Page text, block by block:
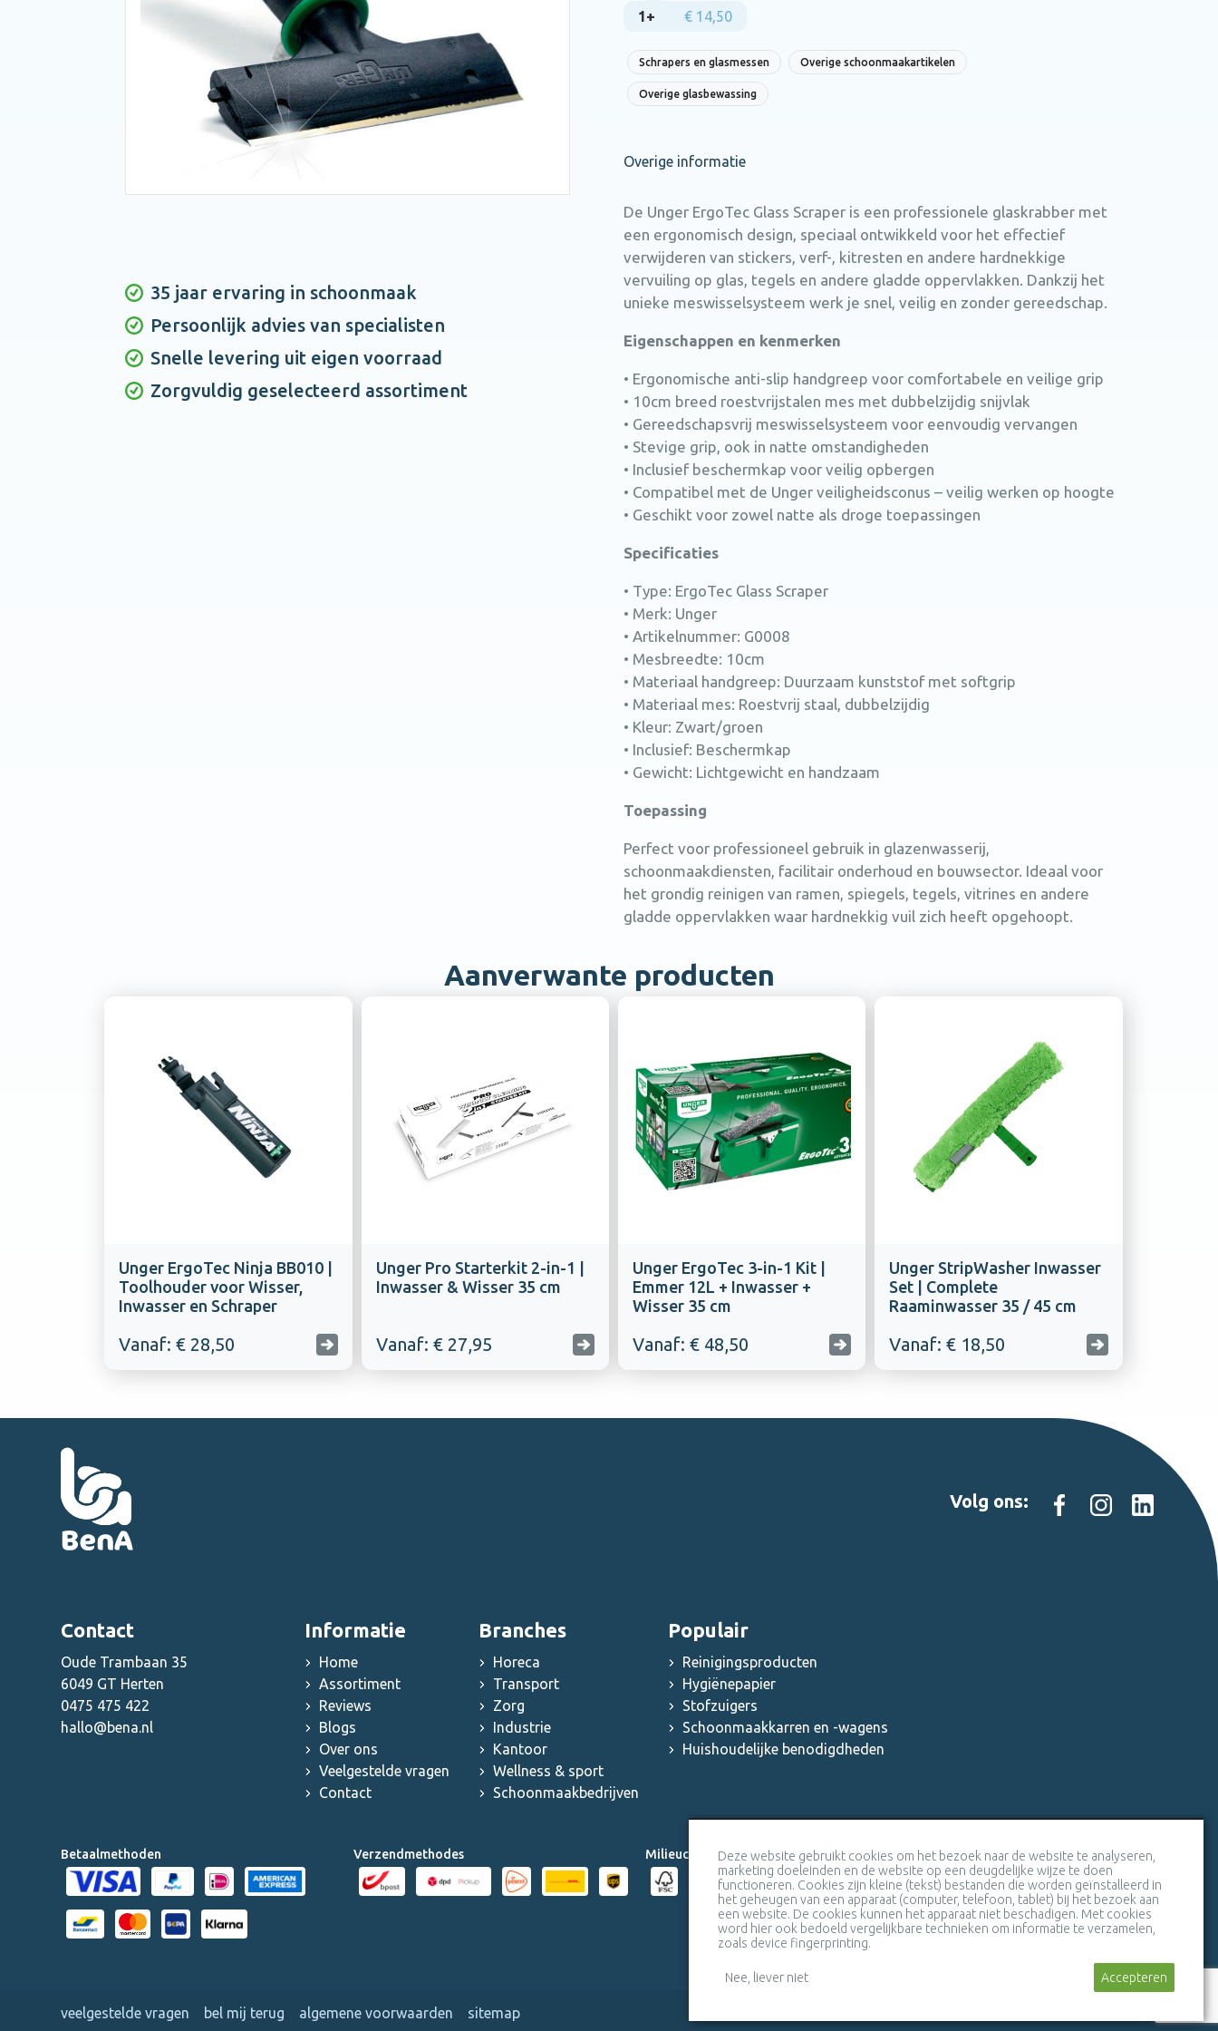
35 jaar ervaring in schoonmaak
Persoonlijk advies van specialisten
Snelle levering uit eigen voorraad
Zorgvuldig geselecteerd assortiment
1+ € 14,50
Schrapers en glasmessen Overige schoonmaakartikelen
Overige glasbewassing
Overige informatie
De Unger ErgoTec Glass Scraper is een professionele glaskrabber met
een ergonomisch design, speciaal ontwikkeld voor het effectief
verwijderen van stickers, verf-, kitresten en andere hardnekkige
vervuiling op glas, tegels en andere gladde oppervlakken. Dankzij het
unieke meswisselsysteem werk je snel, veilig en zonder gereedschap.
Eigenschappen en kenmerken
• Ergonomische anti-slip handgreep voor comfortabele en veilige grip
• 10cm breed roestvrijstalen mes met dubbelzijdig snijvlak
• Gereedschapsvrij meswisselsysteem voor eenvoudig vervangen
• Stevige grip, ook in natte omstandigheden
• Inclusief beschermkap voor veilig opbergen
• Compatibel met de Unger veiligheidsconus – veilig werken op hoogte
• Geschikt voor zowel natte als droge toepassingen
Specificaties
• Type: ErgoTec Glass Scraper
• Merk: Unger
• Artikelnummer: G0008
• Mesbreedte: 10cm
• Materiaal handgreep: Duurzaam kunststof met softgrip
• Materiaal mes: Roestvrij staal, dubbelzijdig
• Kleur: Zwart/groen
• Inclusief: Beschermkap
• Gewicht: Lichtgewicht en handzaam
Toepassing
Perfect voor professioneel gebruik in glazenwasserij,
schoonmaakdiensten, facilitair onderhoud en bouwsector. Ideaal voor
het grondig reinigen van ramen, spiegels, tegels, vitrines en andere
gladde oppervlakken waar hardnekkig vuil zich heeft opgehoopt.
Aanverwante producten
Unger ErgoTec Ninja BB010 |
Toolhouder voor Wisser,
Inwasser en Schraper
Vanaf: € 28,50
Unger Pro Starterkit 2-in-1 |
Inwasser & Wisser 35 cm
Vanaf: € 27,95
Unger ErgoTec 3-in-1 Kit |
Emmer 12L + Inwasser +
Wisser 35 cm
Vanaf: € 48,50
Unger StripWasher Inwasser
Set | Complete
Raaminwasser 35 / 45 cm
Vanaf: € 18,50
Volg ons:
Contact
Oude Trambaan 35
6049 GT Herten
0475 475 422
hallo@bena.nl
Informatie
Home
Assortiment
Reviews
Blogs
Over ons
Veelgestelde vragen
Contact
Branches
Horeca
Transport
Zorg
Industrie
Kantoor
Wellness & sport
Schoonmaakbedrijven
Populair
Reinigingsproducten
Hygiënepapier
Stofzuigers
Schoonmaakkarren en -wagens
Huishoudelijke benodigdheden
Betaalmethoden Verzendmethodes Milieucertificaten Veiligheidscertificaat SSL
veelgestelde vragen bel mij terug algemene voorwaarden sitemap
Deze website gebruikt cookies om het bezoek naar de website te analyseren,
marketing doeleinden en de website op een deugdelijke wijze te doen
functioneren. Cookies zijn kleine (tekst) bestanden die worden geïnstalleerd in
het geheugen van een apparaat (computer, telefoon, tablet) bij het bezoek aan
een website. De cookies kunnen het apparaat niet beschadigen. Met cookies
word hier ook bedoeld vergelijkbare technieken om informatie te verzamelen,
zoals device fingerprinting.
Nee, liever niet Accepteren
Stuur een bericht